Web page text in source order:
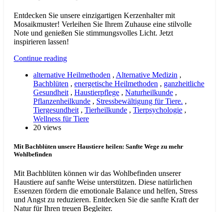
Entdecken Sie unsere einzigartigen Kerzenhalter mit
Mosaikmuster! Verleihen Sie Ihrem Zuhause eine stilvolle
Note und genießen Sie stimmungsvolles Licht. Jetzt
inspirieren lassen!
Continue reading
alternative Heilmethoden , Alternative Medizin ,
Bachblüten , energetische Heilmethoden , ganzheitliche
Gesundheit , Haustierpflege , Naturheilkunde ,
Pflanzenheilkunde , Stressbewältigung für Tiere. ,
Tiergesundheit , Tierheilkunde , Tierpsychologie ,
Wellness für Tiere
20 views
Mit Bachblüten unsere Haustiere heilen: Sanfte Wege zu mehr
Wohlbefinden
Mit Bachblüten können wir das Wohlbefinden unserer
Haustiere auf sanfte Weise unterstützen. Diese natürlichen
Essenzen fördern die emotionale Balance und helfen, Stress
und Angst zu reduzieren. Entdecken Sie die sanfte Kraft der
Natur für Ihren treuen Begleiter.